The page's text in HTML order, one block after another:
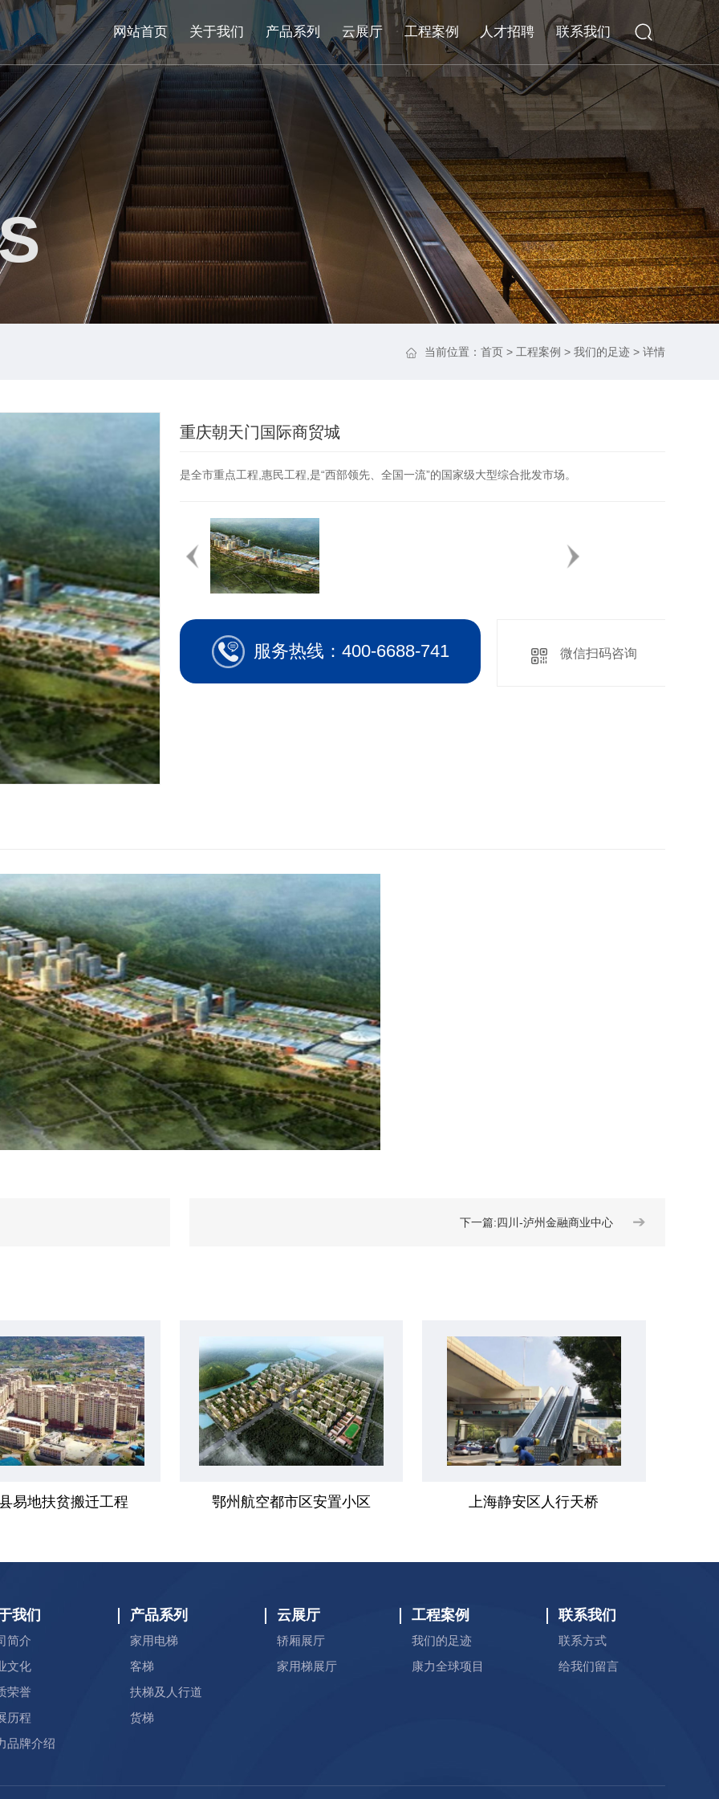
网站首页 关于我们 产品系列 云展厅 工程案例 人才招聘 联系我们
当前位置： 首页> 工程案例 > 我们的足迹> 详情
重庆朝天门国际商贸城
是全市重点工程,惠民工程,是“西部领先、全国一流”的国家级大型综合批发市场。
服务热线：400-6688-741 微信扫码咨询
➔
下一篇:四川-泸州金融商业中心
易地扶贫搬迁工程 鄂州航空都市区安置小区 上海静安区人行天桥
我们
简介
文化
荣誉
历程
品牌介绍
产品系列
家用电梯
客梯
扶梯及人行道
货梯
云展厅
轿厢展厅
家用梯展厅
工程案例
我们的足迹
康力全球项目
联系我们
联系方式
给我们留言